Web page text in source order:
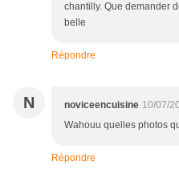
chantilly. Que demander
belle
Répondre
N noviceencuisine 10/07/
Wahouu quelles photos
Répondre